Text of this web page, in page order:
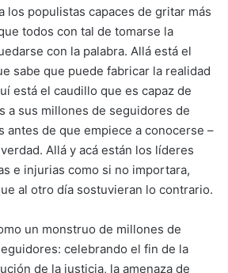
populistas capaces de gritar más
todos con tal de tomarse la
con la palabra. Allá está el
sabe que puede fabricar la realidad
está el caudillo que es capaz de
a sus millones de seguidores de
antes de que empiece a conocerse –
Allá y acá están los líderes
e injurias como si no importara,
al otro día sostuvieran lo contrario.
un monstruo de millones de
celebrando el fin de la
de la justicia, la amenaza de